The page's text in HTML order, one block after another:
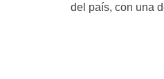
del país, con una